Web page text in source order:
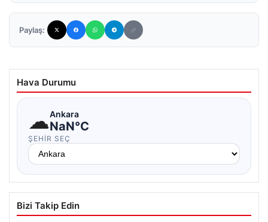
Paylaş:
Hava Durumu
☁Ankara
NaN°C
ŞEHIR SEÇ
Bizi Takip Edin